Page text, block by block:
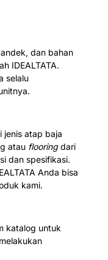
dan bahan
IDEALTATA.
selalu
jenis atap baja
atau flooringdari
dan spesifikasi.
Anda bisa
kami.
katalog untuk